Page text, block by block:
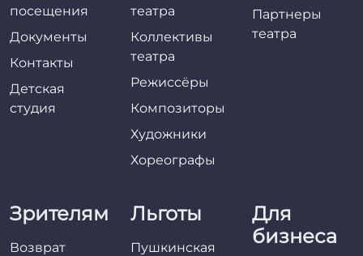
посещения
Документы
Контакты
Детская
студия
театра
Коллективы
театра
Режиссёры
Композиторы
Художники
Хореографы
Партнеры
театра
Зрителям
Возврат
Льготы
Пушкинская
Для
бизнеса